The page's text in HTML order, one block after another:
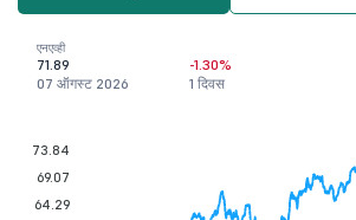
एनएव्ही
71.89
07 ऑगस्ट 2026
-1.30%
1 दिवस
73.84
69.07
64.29